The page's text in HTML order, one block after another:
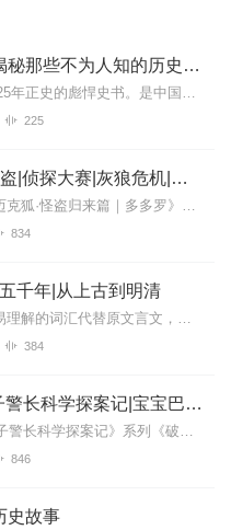
历史深处的民国丨揭秘那些不为人知的历史故事
这是一套关于1840～1925年正史的彪悍史书。是中国历史上一套全面解读晚清、共和、抗战的长篇历史力作。从来没有一本关于民国的书籍，能像《历史深处的民国》这样，...
225
神探迈克狐· 千面怪盗|侦探大赛|灰狼危机|多多罗
新专辑点击收听《神探迈克狐·怪盗归来篇｜多多罗》！！！>>>点击进入主播橱窗购买《神探迈克狐》系列图书吧!<<<多多罗故事【点击前往】收听多多罗其他好玩有趣的故...
834
千年|从上古到明清
专辑中尽量使用浅显容易理解的词汇代替原文言文，但古人的名字、古代地名有些还是需要自己辨别才更好理解。历史是过去时，已不可改变，主播也不想过多的修饰与演绎，尽量把...
384
破坏者联盟篇2·猴子警长科学探案记|宝宝巴士故事
【适听年龄】7岁+《猴子警长科学探案记》系列《破坏者联盟篇1·猴子警长科学探案记》>>>《破坏者联盟篇2·猴子警长科学探案记》>>>《破坏者联盟篇3·猴子警长科...
846
史故事